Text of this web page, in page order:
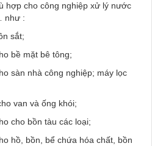
hợp cho công nghiệp xử lý nước
như :
sắt;
bề mặt bê tông;
sàn nhà công nghiệp; máy lọc
van và ống khói;
cho bồn tàu các loại;
hồ, bồn, bể chứa hóa chất, bồn